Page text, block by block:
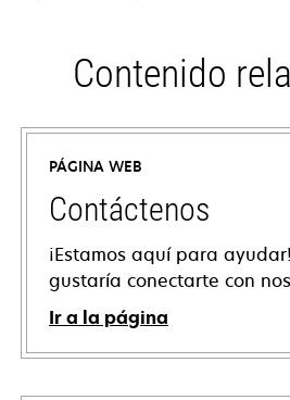
Contenido
PÁGINA WEB
Contáctenos
¡Estamos aquí para
gustaría conectarte con
Ir a la página